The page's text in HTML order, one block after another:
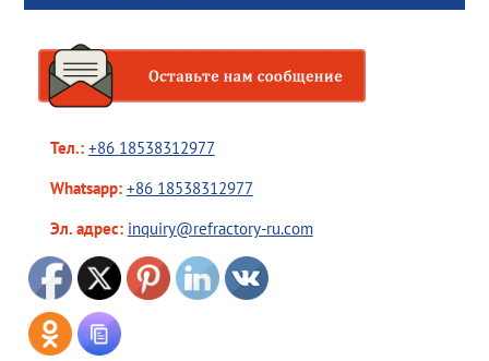
Тел.: +86 18538312977
Whatsapp: +86 18538312977
Эл. адрес: inquiry@refractory-ru.com